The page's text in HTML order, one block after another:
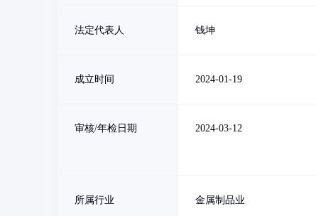
法定代表人 钱坤
成立时间 2024-01-19
审核/年检日期 2024-03-12
所属行业 金属制品业